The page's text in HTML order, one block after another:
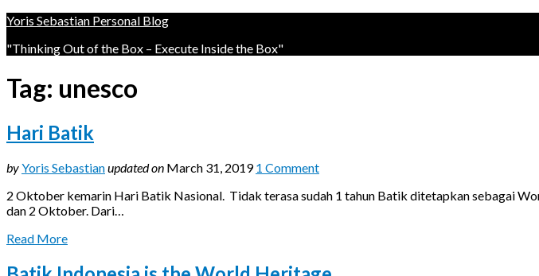
Yoris Sebastian Personal Blog
"Thinking Out of the Box – Execute Inside the Box"
Tag: unesco
Hari Batik
byYoris Sebastianupdated on March 31, 2019 1 Comment
2 Oktober kemarin Hari Batik Nasional. Tidak terasa sudah 1 tahun Batik ditetapkan sebagai
dan 2 Oktober. Dari…
Read More